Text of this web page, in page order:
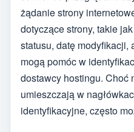
żądanie strony
dotyczące strony, takie
statusu, datę modyfikacji,
mogą pomóc w
dostawcy hostingu. Choć
umieszczają w
identyfikacyjne, często